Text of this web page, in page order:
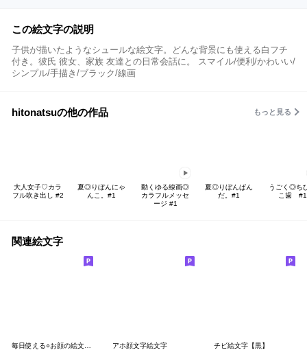
この絵文字の説明
子供が描いたようなシュールな絵文字。どんな背景にも使える白フチ
付き。彼氏 彼女、家族 友達との日常会話に。 スマイル/便利/かわいい/
シンプル/手描き/ブラック/線画
hitonatsuの他の作品 もっと見る
大人女子♡カラ
フル吹き出し #2
夏◎りぼんにゃ
んこ。#1
動くゆる線画◎
カラフルメッセ
ージ #1
夏◎りぼんぱん
だ。#1
うごく◎ち
こ歯 #1
関連絵文字
アホ顔文字絵文字 チビ絵文字【黒】